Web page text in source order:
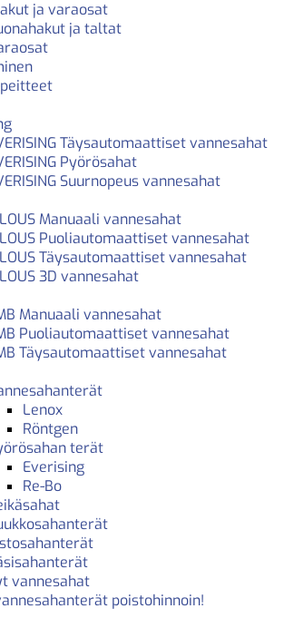
ja varaosat
ja taltat
Täysautomaattiset vannesahat
Pyörösahat
Suurnopeus vannesahat
Manuaali vannesahat
Puoliautomaattiset vannesahat
Täysautomaattiset vannesahat
3D vannesahat
Manuaali vannesahat
Puoliautomaattiset vannesahat
Täysautomaattiset vannesahat
Lenox
Röntgen
terät
Everising
Re-Bo
vannesahat
poistohinnoin!